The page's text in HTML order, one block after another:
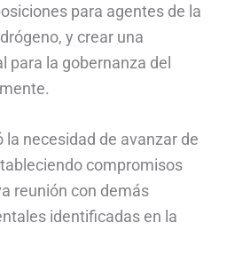
para agentes de la
y crear una
para la gobernanza del
necesidad de avanzar de
compromisos
reunión con demás
identificadas en la